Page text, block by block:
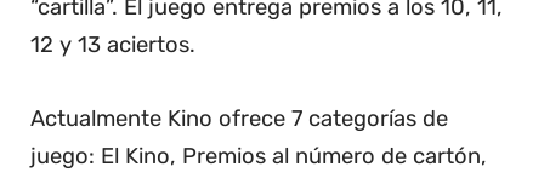
“cartilla”. El juego entrega premios a los 10, 11,
12 y 13 aciertos.
Actualmente Kino ofrece 7 categorías de
juego: El Kino, Premios al número de cartón,